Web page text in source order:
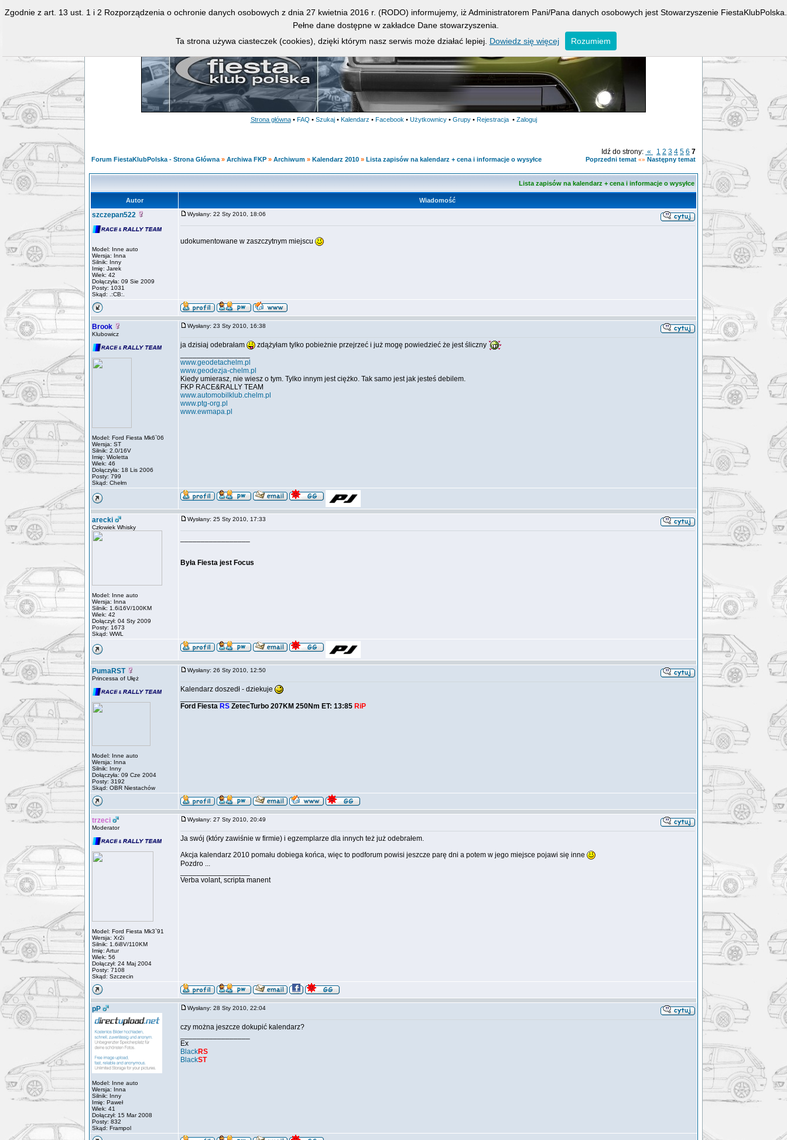
Strona główna • FAQ • Szukaj • Kalendarz • Facebook • Użytkownicy • Grupy • Rejestracja • Zaloguj
Forum FiestaKlubPolska - Strona Główna » Archiwa FKP » Archiwum » Kalendarz 2010 » Lista zapisów na kalendarz + cena i informacje o wysyłce
Idź do strony: « 1 2 3 4 5 6 7
Poprzedni temat «» Następny temat
Lista zapisów na kalendarz + cena i informacje o wysyłce
Autor Wiadomość
szczepan522
Model: Inne auto
Wersja: Inna
Silnik: Inny
Imię: Jarek
Wiek: 42
Dołączyła: 09 Sie 2009
Posty: 1031
Skąd: .:CB:.
Wysłany: 22 Sty 2010, 18:06
udokumentowane w zaszczytnym miejscu
Brook
Klubowicz
Model: Ford Fiesta Mk6`06
Wersja: ST
Silnik: 2.0/16V
Imię: Wioletta
Wiek: 46
Dołączyła: 18 Lis 2006
Posty: 799
Skąd: Chełm
Wysłany: 23 Sty 2010, 16:38
ja dzisiaj odebrałam
zdążyłam tylko pobieżnie przejrzeć i już mogę powiedzieć że jest śliczny
www.geodetachelm.pl
www.geodezja-chelm.pl
Kiedy umierasz, nie wiesz o tym. Tylko innym jest ciężko. Tak samo jest jak jesteś debilem.
FKP RACE&RALLY TEAM
www.automobilklub.chelm.pl
www.ptg-org.pl
www.ewmapa.pl
arecki
Człowiek Whisky
Model: Inne auto
Wersja: Inna
Silnik: 1.6i16V/100KM
Wiek: 42
Dołączył: 04 Sty 2009
Posty: 1673
Skąd: WWL
Wysłany: 25 Sty 2010, 17:33
Była Fiesta jest Focus
PumaRST
Princessa of Ułęż
Model: Inne auto
Wersja: Inna
Silnik: Inny
Dołączyła: 09 Cze 2004
Posty: 3192
Skąd: OBR Niestachów
Wysłany: 26 Sty 2010, 12:50
Kalendarz doszedł - dziekuje
Ford Fiesta RS ZetecTurbo 207KM 250Nm ET: 13:85 RiP
trzeci
Moderator
Model: Ford Fiesta Mk3`91
Wersja: Xr2i
Silnik: 1.6i8V/110KM
Imię: Artur
Wiek: 56
Dołączył: 24 Maj 2004
Posty: 7108
Skąd: Szczecin
Wysłany: 27 Sty 2010, 20:49
Ja swój (który zawiśnie w firmie) i egzemplarze dla innych też już odebrałem.
Akcja kalendarz 2010 pomału dobiega końca, więc to podforum powisi jeszcze parę dni a potem w jego miejsce pojawi się inne
Pozdro ...
Verba volant, scripta manent
pP
Model: Inne auto
Wersja: Inna
Silnik: Inny
Imię: Paweł
Wiek: 41
Dołączył: 15 Mar 2008
Posty: 832
Skąd: Frampol
Wysłany: 28 Sty 2010, 22:04
czy można jeszcze dokupić kalendarz?
Ex
BlackRS
BlackST
Zgodnie z art. 13 ust. 1 i 2 Rozporządzenia o ochronie danych osobowych z dnia 27 kwietnia 2016 r. (RODO) informujemy, iż Administratorem Pani/Pana danych osobowych jest Stowarzyszenie FiestaKlubPolska.
Pełne dane dostępne w zakładce Dane stowarzyszenia.
Ta strona używa ciasteczek (cookies), dzięki którym nasz serwis może działać lepiej. Dowiedz się więcej Rozumiem